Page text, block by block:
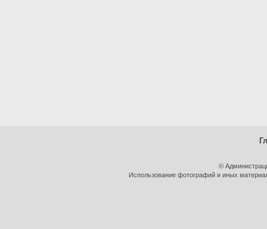
©
Использование фотографий и иных